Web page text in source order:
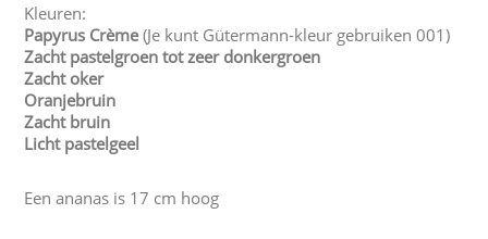
Kleuren:
Papyrus Crème(Je kunt Gütermann-kleur gebruiken 001)
Zacht pastelgroen tot zeer donkergroen
Zacht oker
Oranjebruin
Zacht bruin
Licht pastelgeel
Een ananas is 17 cm hoog